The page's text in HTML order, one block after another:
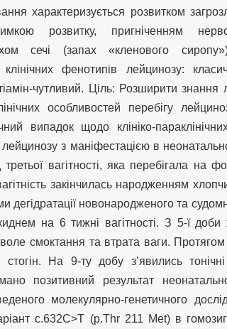
характеризується розвитком
розвитку, пригніченням
сечі (запах «кленового
клінічних фенотипів лейцинозу:
чутливий. Ціль: Розширити знання
особливостей перебігу
випадок щодо клініко-
лейцинозу з маніфестацією в
третьої вагітності, яка перебігала на
закінчилась народженням
дегідратації новонародженого та
на 6 тижні вагітності. З 5-ї доби
смоктання та втрата ваги.
стогін. На 9-ту добу з’явились
позитивний результат
молекулярно-генетичного
c.632C>T (p.Thr 211 Met) в